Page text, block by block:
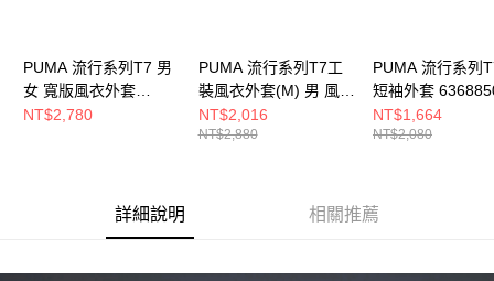
PUMA 流行系列T7 男
女 寬版風衣外套
62691301
NT$2,780
PUMA 流行系列T7工
裝風衣外套(M) 男 風衣
外套 63209201
NT$2,016
NT$2,880
PUMA 流行系列
短袖外套
NT$1,664
NT$2,080
詳細說明 相關推薦